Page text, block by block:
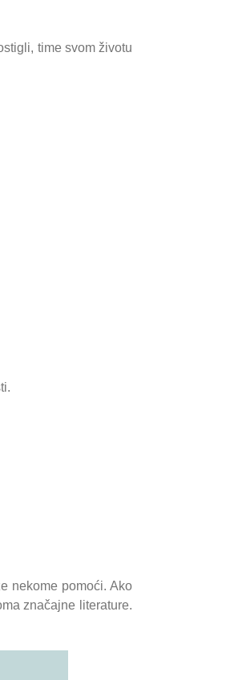
time svom životu
nekome pomoći. Ako
značajne literature.